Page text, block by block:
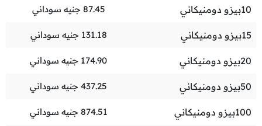
10بيزو دومنيكاني 87.45 جنيه سوداني
15بيزو دومنيكاني 131.18 جنيه سوداني
20بيزو دومنيكاني 174.90 جنيه سوداني
50بيزو دومنيكاني 437.25 جنيه سوداني
100بيزو دومنيكاني 874.51 جنيه سوداني